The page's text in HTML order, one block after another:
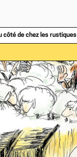
côté de chez les rustiques